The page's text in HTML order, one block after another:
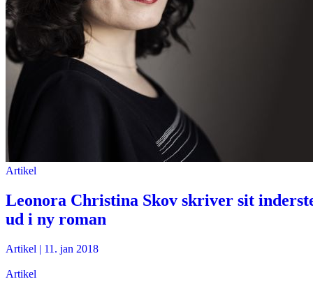
Artikel
Leonora Christina Skov skriver sit
ud i ny roman
Artikel | 11. jan 2018
Artikel